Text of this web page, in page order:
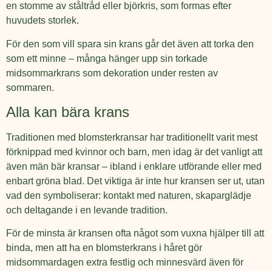
en stomme av ståltråd eller björkris, som formas efter
huvudets storlek.
För den som vill spara sin krans går det även att torka den
som ett minne – många hänger upp sin torkade
midsommarkrans som dekoration under resten av
sommaren.
Alla kan bära krans
Traditionen med blomsterkransar har traditionellt varit mest
förknippad med kvinnor och barn, men idag är det vanligt att
även män bär kransar – ibland i enklare utförande eller med
enbart gröna blad. Det viktiga är inte hur kransen ser ut, utan
vad den symboliserar: kontakt med naturen, skaparglädje
och deltagande i en levande tradition.
För de minsta är kransen ofta något som vuxna hjälper till att
binda, men att ha en blomsterkrans i håret gör
midsommardagen extra festlig och minnesvärd även för